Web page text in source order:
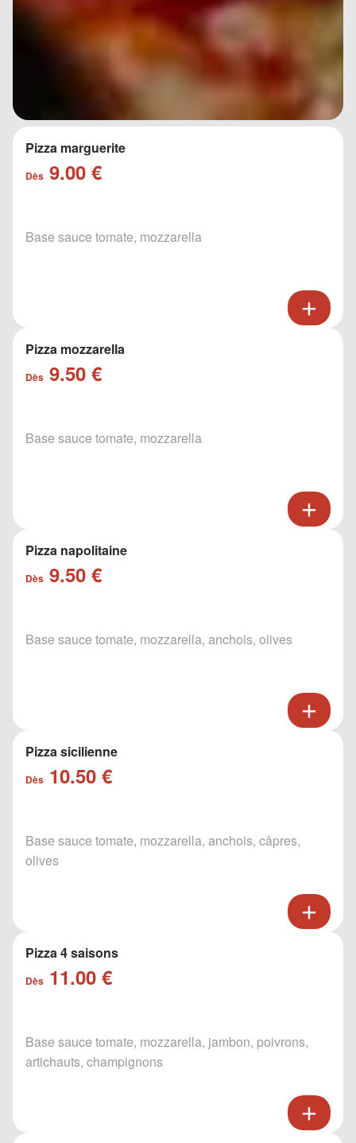
Pizza marguerite
Dès 9.00 €
Base sauce tomate, mozzarella
Pizza mozzarella
Dès 9.50 €
Base sauce tomate, mozzarella
Pizza napolitaine
Dès 9.50 €
Base sauce tomate, mozzarella, anchois, olives
Pizza sicilienne
Dès 10.50 €
Base sauce tomate, mozzarella, anchois, câpres,
olives
Pizza 4 saisons
Dès 11.00 €
Base sauce tomate, mozzarella, jambon, poivrons,
artichauts, champignons